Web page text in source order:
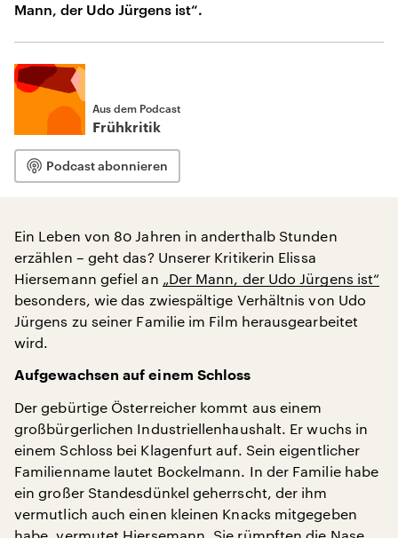
Mann, der Udo Jürgens ist“.
Aus dem Podcast
Frühkritik
Podcast abonnieren
Ein Leben von 80 Jahren in anderthalb Stunden
erzählen – geht das? Unserer Kritikerin Elissa
Hiersemann gefiel an „Der Mann, der Udo Jürgens ist“
besonders, wie das zwiespältige Verhältnis von Udo
Jürgens zu seiner Familie im Film herausgearbeitet
wird.
Aufgewachsen auf einem Schloss
Der gebürtige Österreicher kommt aus einem
großbürgerlichen Industriellenhaushalt. Er wuchs in
einem Schloss bei Klagenfurt auf. Sein eigentlicher
Familienname lautet Bockelmann. In der Familie habe
ein großer Standesdünkel geherrscht, der ihm
vermutlich auch einen kleinen Knacks mitgegeben